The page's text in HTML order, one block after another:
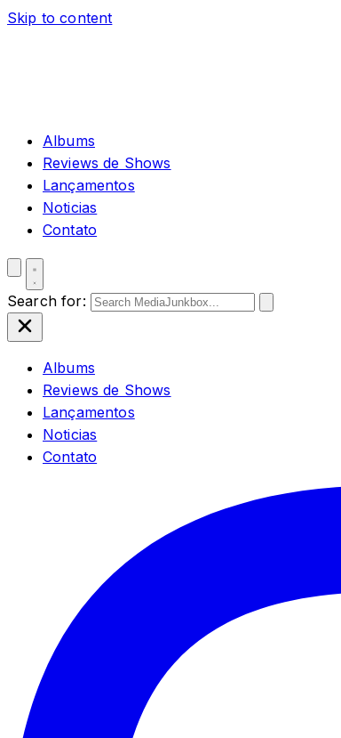
Skip to content
Albums
Reviews de Shows
Lançamentos
Noticias
Contato
Search for:
Albums
Reviews de Shows
Lançamentos
Noticias
Contato